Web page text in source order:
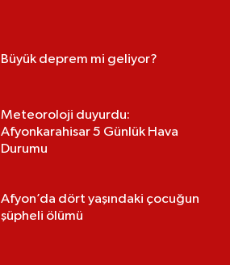
Büyük deprem mi geliyor?
Meteoroloji duyurdu:
Afyonkarahisar 5 Günlük Hava
Durumu
Afyon’da dört yaşındaki çocuğun
şüpheli ölümü